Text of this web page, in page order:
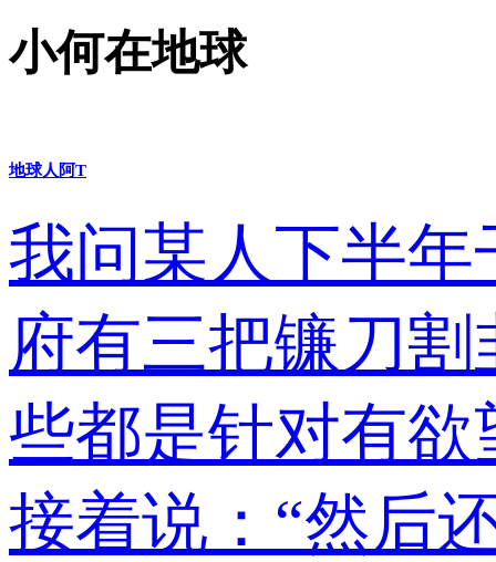
小何在地球
地球人阿T
我问某人下半
府有三把镰刀
些都是针对有
接着说：“然后